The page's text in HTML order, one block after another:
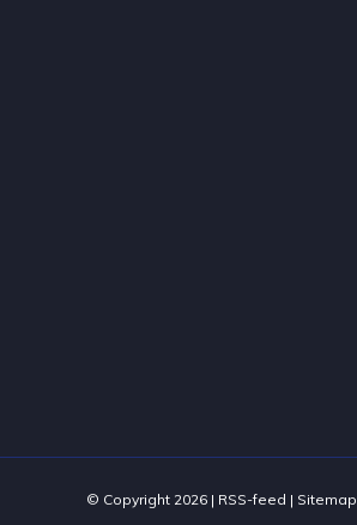
© Copyright 2026 | RSS-feed | Sitemap